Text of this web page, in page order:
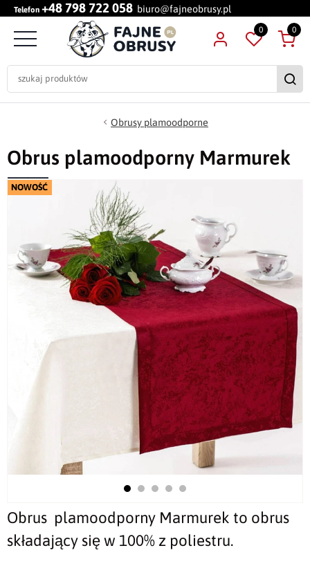
Telefon +48 798 722 058 biuro@fajneobrusy.pl
0 0
Obrusy plamoodporne
NOWOŚĆ
Obrus plamoodporny Marmurek
Obrus plamoodporny Marmurek to obrus
składający się w 100% z poliestru.